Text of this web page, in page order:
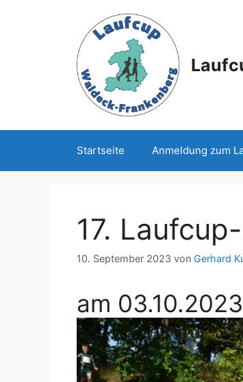
Startseite Anmeldung zum
17.
10. September 2023 von Gerhard
am 03.10.2023